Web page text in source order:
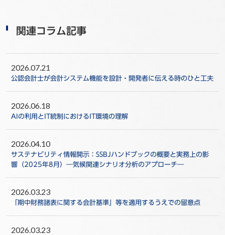
関連コラム記事
2026.07.21
公認会計士が会計システム機能を設計・開発者に伝える時のひと工夫
2026.06.18
AIの利用とIT統制におけるIT環境の理解
2026.04.10
サステナビリティ情報開示：SSBJハンドブックの概要と実務上の影
響（2025年8月）―気候関連シナリオ分析のアプローチ―
2026.03.23
「期中財務諸表に関する会計基準」等を適用するうえでの留意点
2026.03.23